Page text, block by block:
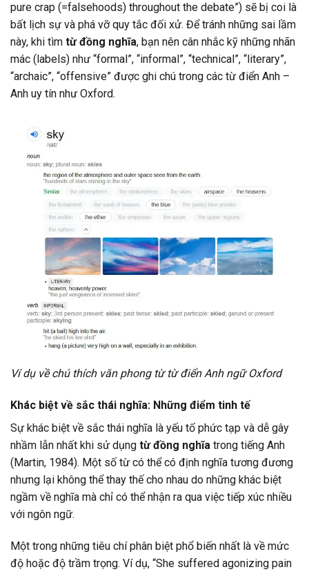
pure crap (=falsehoods) throughout the debate”) sẽ bị coi là
bất lịch sự và phá vỡ quy tắc đối xử. Để tránh những sai lầm
này, khi tìm từ đồng nghĩa, bạn nên cân nhắc kỹ những nhãn
mác (labels) như “formal”, “informal”, “technical”, “literary”,
“archaic”, “offensive” được ghi chú trong các từ điển Anh –
Anh uy tín như Oxford.
Ví dụ về chú thích văn phong từ từ điển Anh ngữ Oxford
Khác biệt về sắc thái nghĩa: Những điểm tinh tế
Sự khác biệt về sắc thái nghĩa là yếu tố phức tạp và dễ gây
nhầm lẫn nhất khi sử dụng từ đồng nghĩa trong tiếng Anh
(Martin, 1984). Một số từ có thể có định nghĩa tương đương
nhưng lại không thể thay thế cho nhau do những khác biệt
ngầm về nghĩa mà chỉ có thể nhận ra qua việc tiếp xúc nhiều
với ngôn ngữ.
Một trong những tiêu chí phân biệt phổ biến nhất là về mức
độ hoặc độ trầm trọng. Ví dụ, “She suffered agonizing pain